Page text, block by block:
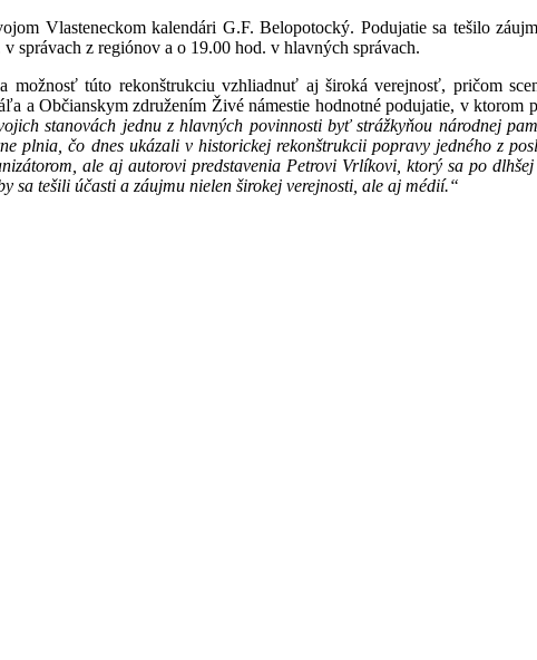
Vlasteneckom kalendári G.F. Belopotocký. Podujatie sa tešilo
správach z regiónov a o 19.00 hod. v hlavných správach.
možnosť túto rekonštrukciu vzhliadnuť aj široká verejnosť, pričom
a Občianskym združením Živé námestie hodnotné podujatie, v ktorom
stanovách jednu z hlavných povinnosti byť strážkyňou národnej
plnia, čo dnes ukázali v historickej rekonštrukcii popravy jedného z
ale aj autorovi predstavenia Petrovi Vrlíkovi, ktorý sa po
sa tešili účasti a záujmu nielen širokej verejnosti, ale aj médií.“